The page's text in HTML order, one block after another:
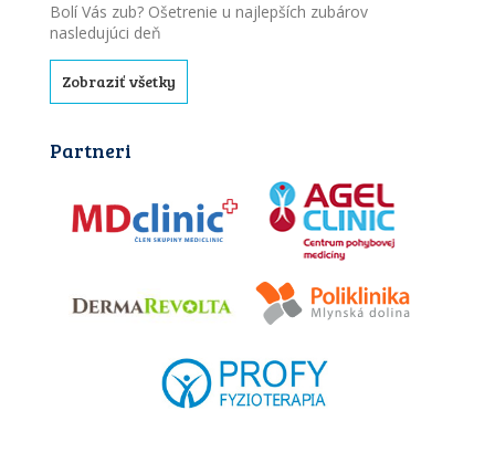
Bolí Vás zub? Ošetrenie u najlepších zubárov
nasledujúci deň
Zobraziť všetky
Partneri